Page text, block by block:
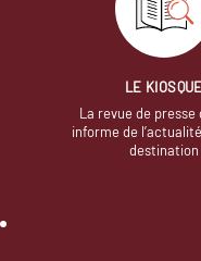
LE
La revue de presse
informe de
destination